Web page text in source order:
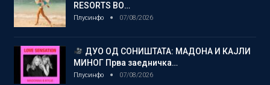
RESORTS ВО…
Плусинфо 07/08/2026
ДУО ОД СОНИШТАТА: МАДОНА И КАЈЛИ
МИНОГ Прва заедничка…
Плусинфо 07/08/2026